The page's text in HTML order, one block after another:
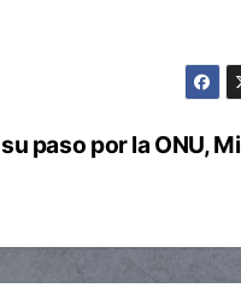
paso por la ONU,